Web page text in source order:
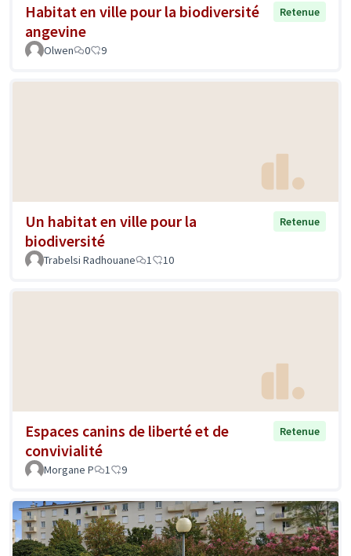
Habitat en ville pour la biodiversité
angevine
Retenue
Olwen 0 9
Un habitat en ville pour la
biodiversité
Retenue
Trabelsi Radhouane 1 10
Espaces canins de liberté et de
convivialité
Retenue
Morgane P 1 9